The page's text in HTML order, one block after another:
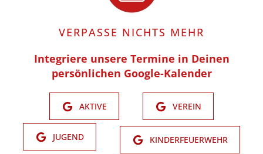
VERPASSE NICHTS MEHR
Integriere unsere Termine in Deinen
persönlichen Google-Kalender
AKTIVE VEREIN
JUGEND KINDERFEUERWEHR